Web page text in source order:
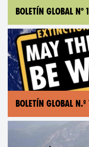
BOLETÍN GLOBAL N°
BOLETÍN GLOBAL